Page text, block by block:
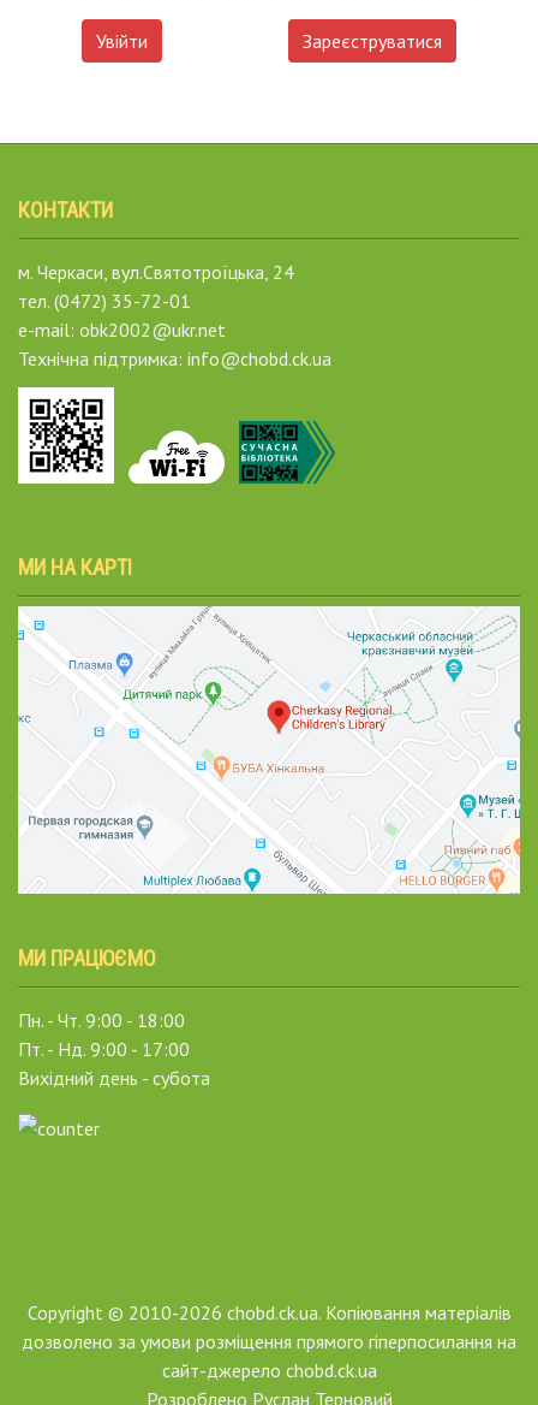
Увійти Зареєструватися
КОНТАКТИ
м. Черкаси, вул.Святотроїцька, 24
тел. (0472) 35-72-01
e-mail: obk2002@ukr.net
Технічна підтримка: info@chobd.ck.ua
МИ НА КАРТІ
МИ ПРАЦЮЄМО
Пн. - Чт. 9:00 - 18:00
Пт. - Нд. 9:00 - 17:00
Вихідний день - субота
Copyright © 2010-2026 chobd.ck.ua. Копіювання матеріалів
дозволено за умови розміщення прямого гіперпосилання на
сайт-джерело chobd.ck.ua
Розроблено Руслан Терновий